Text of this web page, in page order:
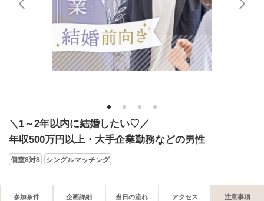
1 2 3 4
＼1～2年以内に結婚したい♡／
年収500万円以上・大手企業勤務などの男性
個室8対8 シングルマッチング
参加条件 企画詳細 当日の流れ アクセス 注意事項